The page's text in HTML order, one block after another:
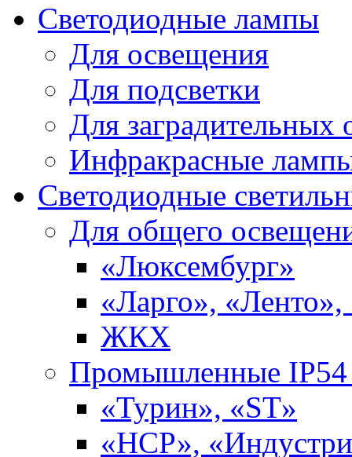
Светодиодные лампы
Для освещения
Для подсветки
Для заградительных
Инфракрасные
Светодиодные
Для общего
«Люксембург»
«Ларго»,
ЖКХ
Промышленные IP54
«Турин», «ST»
«НСР»,